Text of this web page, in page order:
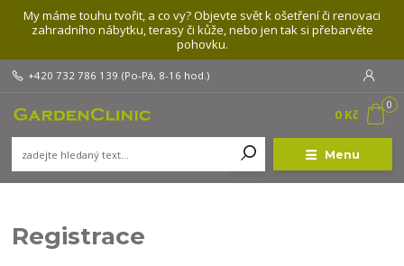
My máme touhu tvořit, a co vy? Objevte svět k ošetření či renovaci
zahradního nábytku, terasy či kůže, nebo jen tak si přebarvěte
pohovku.
Menu
+420 732 786 139 (Po-Pá, 8-16 hod.)
0
0 Kč
Registrace